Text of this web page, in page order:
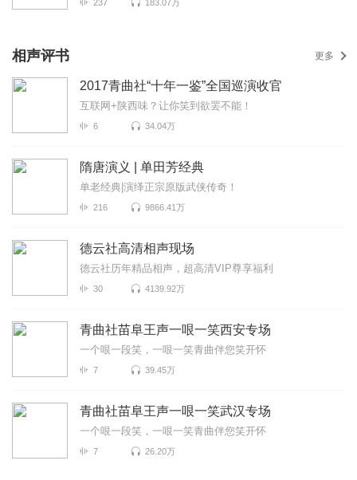
237 183.07万
相声评书 更多
2017青曲社“十年一鉴”全国巡演收官
互联网+陕西味？让你笑到欲罢不能！
6 34.04万
隋唐演义 | 单田芳经典
单老经典|演绎正宗原版武侠传奇！
216 9866.41万
德云社高清相声现场
德云社历年精品相声，超高清VIP尊享福利
30 4139.92万
青曲社苗阜王声一哏一笑西安专场
一个哏一段笑，一哏一笑青曲伴您笑开怀
7 39.45万
青曲社苗阜王声一哏一笑武汉专场
一个哏一段笑，一哏一笑青曲伴您笑开怀
7 26.20万